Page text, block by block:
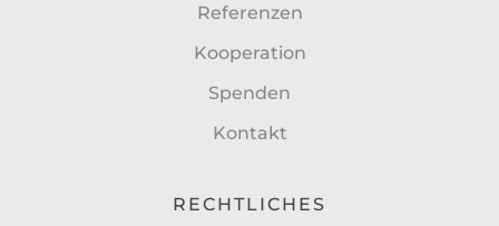
Referenzen
Kooperation
Spenden
Kontakt
RECHTLICHES